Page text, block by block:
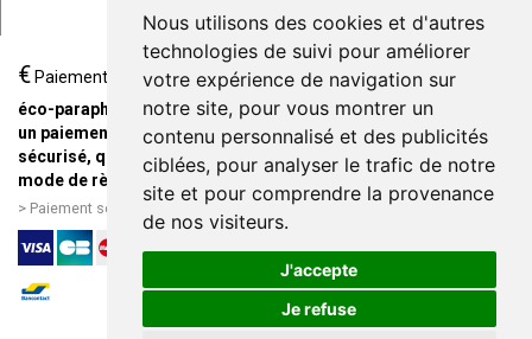
Nous utilisons des cookies et d'autres
technologies de suivi pour améliorer
votre expérience de navigation sur
notre site, pour vous montrer un
contenu personnalisé et des publicités
ciblées, pour analyser le trafic de notre
site et pour comprendre la provenance
de nos visiteurs.
J'accepte
Je refuse
ligne
€ Paiement
éco-parapharmacie.fr offre
un paiement entièrement
sécurisé, quel que soit le
mode de règlement
Paiement sécurisé et simple
Livraison / Point retrait
Commandez en ligne et
recevez votre commande
rapidement chez vous ou en
point retrait
Livraison chez vous ou en